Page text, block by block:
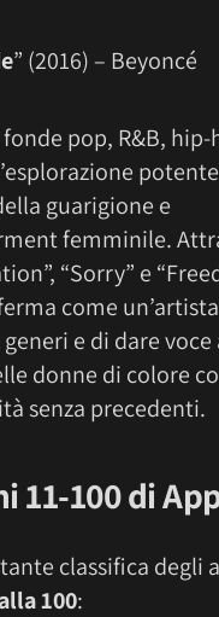
” (2016) – Beyoncé
fonde pop, R&B, hip-
guarigione e
femminile.
“Sorry” e
come
e di dare voce
donne di colore
senza precedenti.
11-100 di
classifica degli
100: